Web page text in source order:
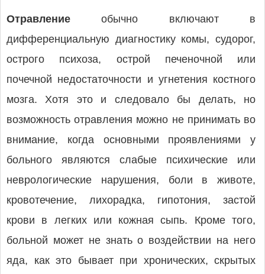
Отравление обычно включают в
дифференциальную диагностику комы, судорог,
острого психоза, острой печеночной или
почечной недостаточности и угнетения костного
мозга. Хотя это и следовало бы делать, но
возможность отравления можно не принимать во
внимание, когда основными проявлениями у
больного являются слабые психические или
неврологические нарушения, боли в животе,
кровотечение, лихорадка, гипотония, застой
крови в легких или кожная сыпь. Кроме того,
больной может не знать о воздействии на него
яда, как это бывает при хронических, скрытых